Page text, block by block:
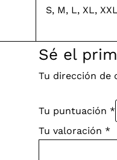
S, M, L, XL, XXL
Sé el
Tu dirección de
Tu puntuación *
Tu valoración *